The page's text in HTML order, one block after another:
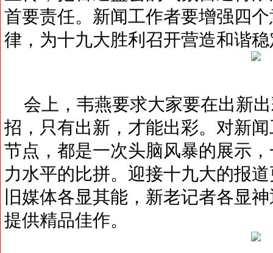
首要责任。新闻工作者要增强四
律，为十九大胜利召开营造和谐
会上，韦燕要求大家要在出新
招，只有出新，才能出彩。对新
节点，都是一次头脑风暴的展示
力水平的比拼。迎接十九大的报
旧媒体各显其能，新老记者各显
提供精品佳作。